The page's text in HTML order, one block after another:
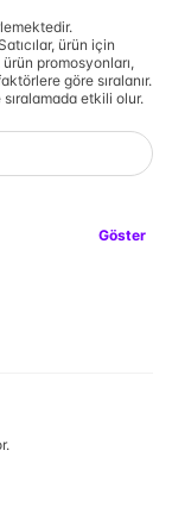
ürün için
promosyonları,
göre sıralanır.
etkili olur.
Göster